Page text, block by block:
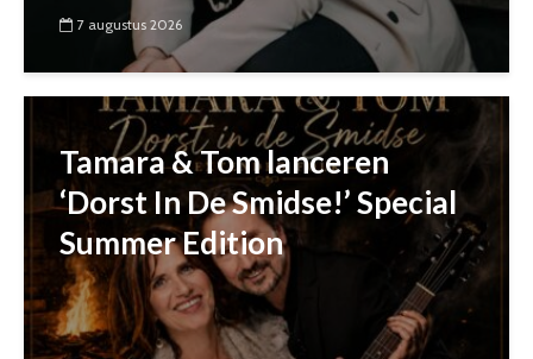
7 augustus 2026
Tamara & Tom lanceren
‘Dorst In De Smidse!’ Special
Summer Edition